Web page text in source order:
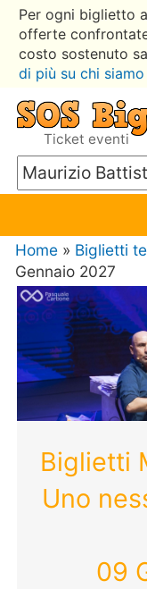
Per ogni biglietto
offerte
costo sostenuto
di più su chi
Ticket eventi
Home » Biglietti
Gennaio 2027
Biglietti
Uno
09